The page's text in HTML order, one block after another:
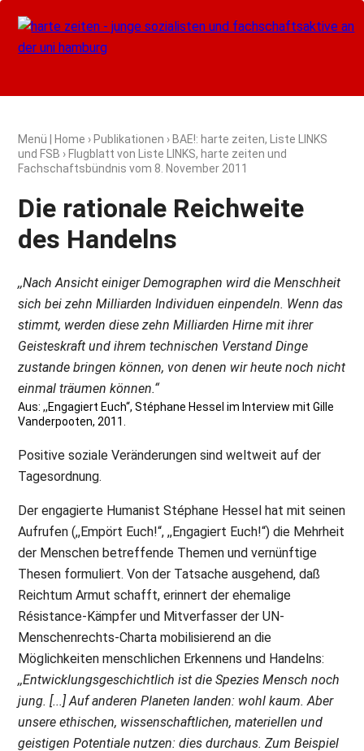
Menü Home › Publikationen › BAE!: harte zeiten, Liste LINKS
und FSB › Flugblatt von Liste LINKS, harte zeiten und
Fachschaftsbündnis vom 8. November 2011
Die rationale Reichweite
des Handelns
,,Nach Ansicht einiger Demographen wird die Menschheit
sich bei zehn Milliarden Individuen einpendeln. Wenn das
stimmt, werden diese zehn Milliarden Hirne mit ihrer
Geisteskraft und ihrem technischen Verstand Dinge
zustande bringen können, von denen wir heute noch nicht
einmal träumen können.“
Aus: ,,Engagiert Euch“, Stéphane Hessel im Interview mit Gille
Vanderpooten, 2011.
Positive soziale Veränderungen sind weltweit auf der
Tagesordnung.
Der engagierte Humanist Stéphane Hessel hat mit seinen
Aufrufen (,,Empört Euch!“, ,,Engagiert Euch!“) die Mehrheit
der Menschen betreffende Themen und vernünftige
Thesen formuliert. Von der Tatsache ausgehend, daß
Reichtum Armut schafft, erinnert der ehemalige
Résistance-Kämpfer und Mitverfasser der UN-
Menschenrechts-Charta mobilisierend an die
Möglichkeiten menschlichen Erkennens und Handelns:
,,Entwicklungsgeschichtlich ist die Spezies Mensch noch
jung. [...] Auf anderen Planeten landen: wohl kaum. Aber
unsere ethischen, wissenschaftlichen, materiellen und
geistigen Potentiale nutzen: dies durchaus. Zum Beispiel